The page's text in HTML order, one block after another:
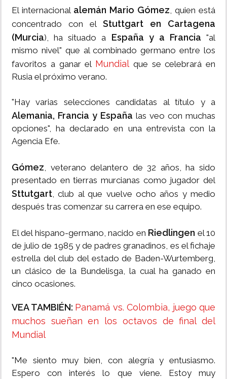
El internacional alemán Mario Gómez, quien está
concentrado con el Stuttgart en Cartagena
(Murcia), ha situado a España y a Francia "al
mismo nivel" que al combinado germano entre los
favoritos a ganar el Mundial que se celebrará en
Rusia el próximo verano.
"Hay varias selecciones candidatas al título y a
Alemania, Francia y España las veo con muchas
opciones", ha declarado en una entrevista con la
Agencia Efe.
Gómez, veterano delantero de 32 años, ha sido
presentado en tierras murcianas como jugador del
Sttutgart, club al que vuelve ocho años y medio
después tras comenzar su carrera en ese equipo.
El del hispano-germano, nacido en Riedlingen el 10
de julio de 1985 y de padres granadinos, es el fichaje
estrella del club del estado de Baden-Wurtemberg,
un clásico de la Bundelisga, la cual ha ganado en
cinco ocasiones.
VEA TAMBIÉN: Panamá vs. Colombia, juego que
muchos sueñan en los octavos de final del
Mundial
"Me siento muy bien, con alegría y entusiasmo.
Espero con interés lo que viene. Estoy muy